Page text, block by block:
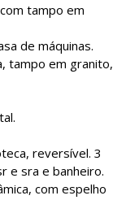
tampo em
de máquinas.
tampo em granito,
reversível. 3
e sra e banheiro.
com espelho